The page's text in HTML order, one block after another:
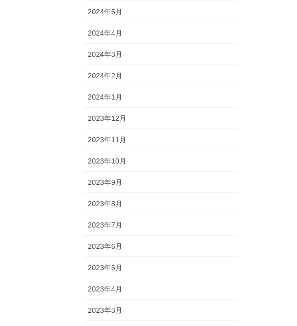
2024年5月
2024年4月
2024年3月
2024年2月
2024年1月
2023年12月
2023年11月
2023年10月
2023年9月
2023年8月
2023年7月
2023年6月
2023年5月
2023年4月
2023年3月